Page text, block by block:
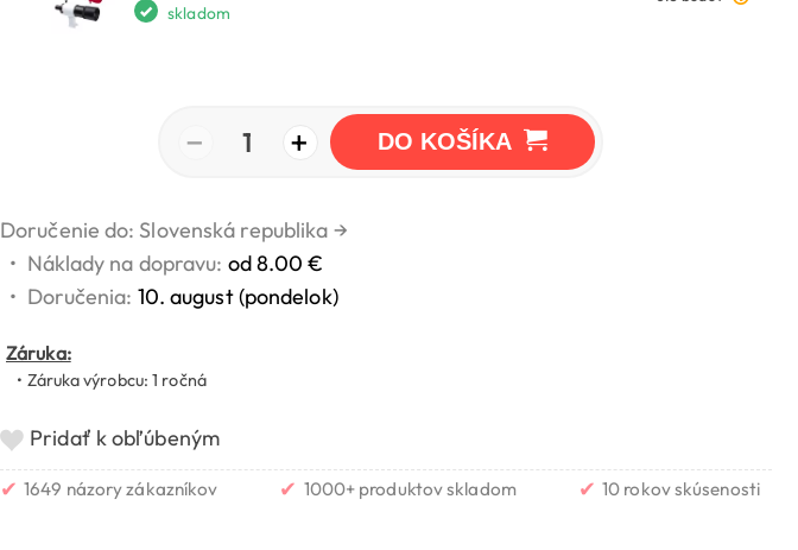
skladom
− 1 + DO KOŠÍKA
Doručenie do: Slovenská republika →
• Náklady na dopravu: od 8.00 €
• Doručenia: 10. august (pondelok)
Záruka:
• Záruka výrobcu: 1 ročná
Pridať k obľúbeným
✔ 1649 názory zákazníkov ✔ 1000+ produktov skladom ✔ 10 rokov skúsenosti